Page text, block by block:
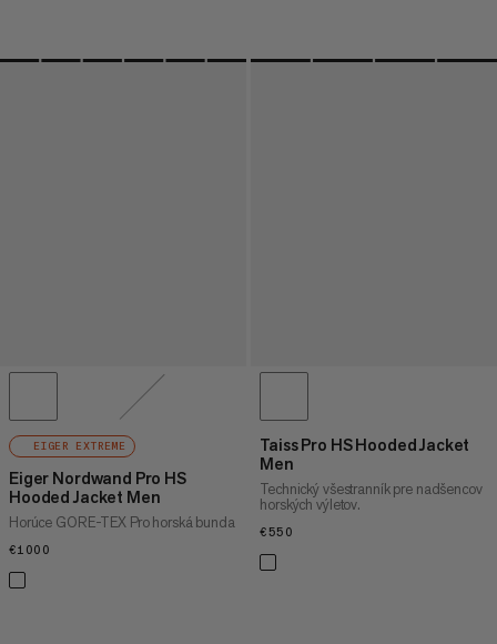
EIGER EXTREME
Eiger Nordwand Pro HS
Hooded Jacket Men
Horúce GORE-TEX Pro horská bunda
€1000
Taiss Pro HS Hooded Jacket
Men
Technický všestranník pre nadšencov
horských výletov.
€550